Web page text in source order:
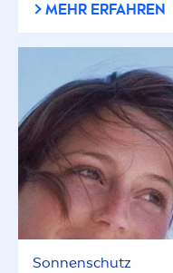
MEHR ERFAHREN
Sonnenschutz